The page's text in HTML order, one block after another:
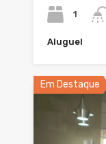
1
Aluguel
Em Destaque